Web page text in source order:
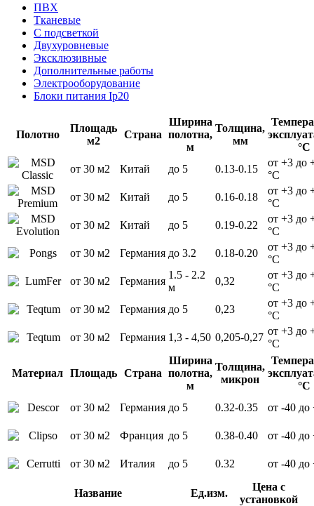
ПВХ
Тканевые
С подсветкой
Двухуровневые
Эксклюзивные
Дополнительные работы
Электрооборудование
Блоки питания Ip20
Полотно
Площадь
м2
Страна
Ширина
полотна,
м
Толщина,
мм
°С
от 30 м2
Китай до 5 0.13-0.15
от +3 до
°С
от 30 м2
Китай до 5 0.16-0.18
от +3 до
°С
от 30 м2
Китай до 5 0.19-0.22
от +3 до
°С
от 30 м2
Германия до 3.2 0.18-0.20
от +3 до
°С
от 30 м2
Германия
1.5 - 2.2
м
0,32
от +3 до
°С
от 30 м2
Германия до 5 0,23
от +3 до
°С
от 30 м2
Германия 1,3 - 4,50 0,205-0,27
от +3 до
°С
Материал Площадь Страна
Ширина
полотна,
м
Толщина,
микрон
°С
от 30 м2
Германия до 5 0.32-0.35 от -40 до
от 30 м2 Франция до 5 0.38-0.40 от -40 до
от 30 м2 Италия до 5 0.32 от -40 до
Название Ед.изм.
Цена с
установкой